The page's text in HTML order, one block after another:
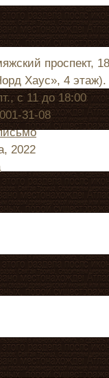
Хаус», 4 этаж).
с 11 до 18:00
31-08
2022